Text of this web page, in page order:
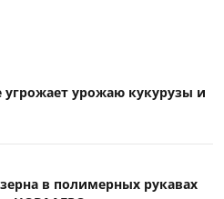
урожаю кукурузы и
в полимерных рукавах